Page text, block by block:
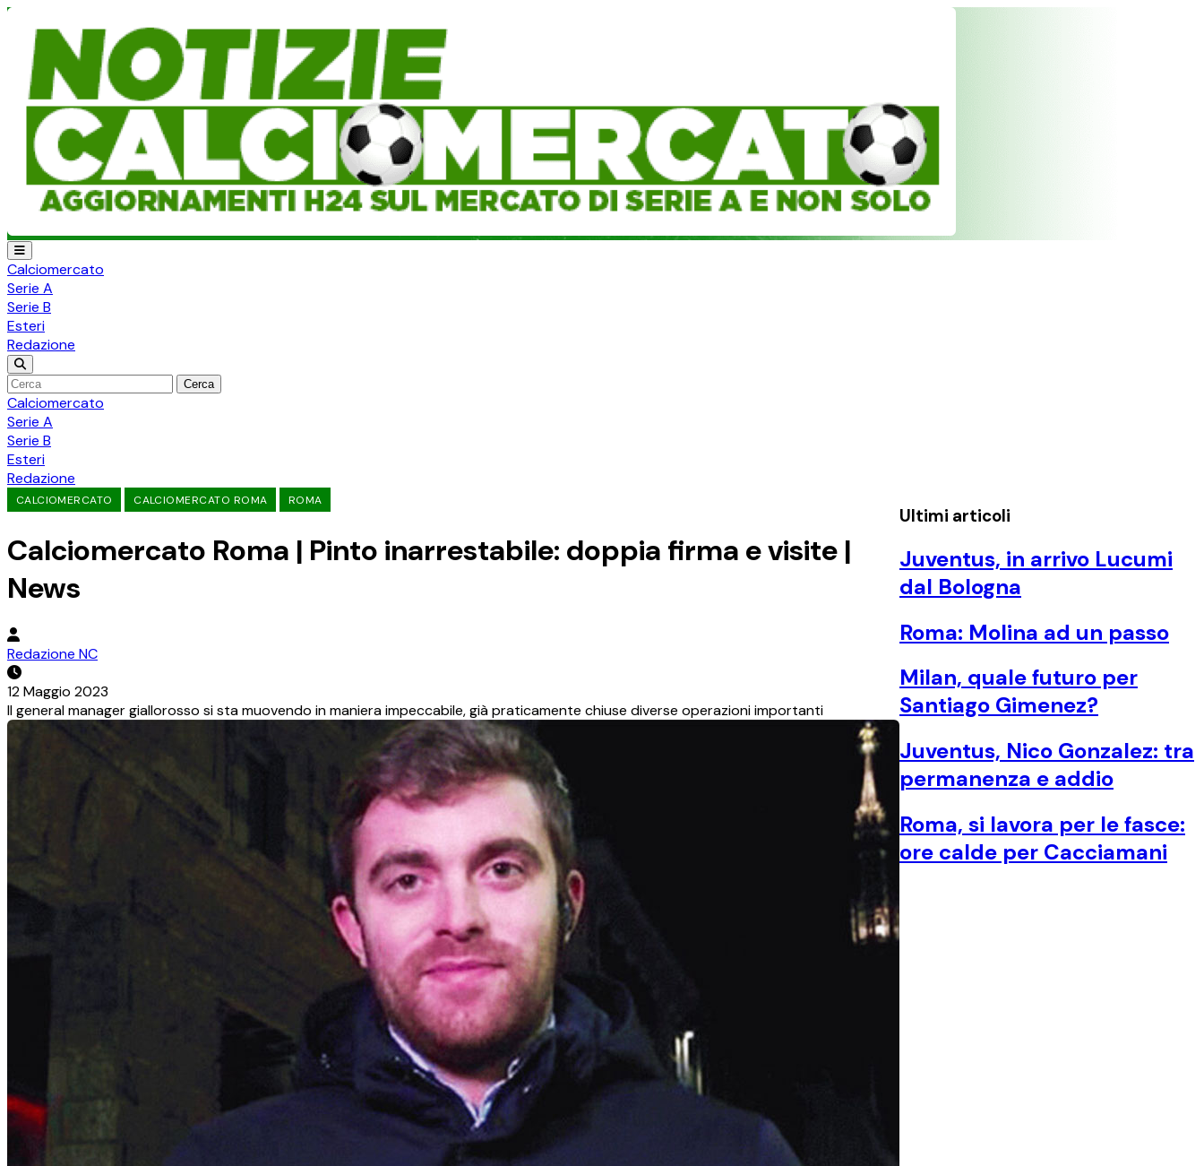
Calciomercato
Serie A
Serie B
Esteri
Redazione
Cerca
Calciomercato
Serie A
Serie B
Esteri
Redazione
CALCIOMERCATO CALCIOMERCATO ROMA ROMA
Calciomercato Roma | Pinto inarrestabile: doppia firma e visite |
News
Redazione NC
12 Maggio 2023
Il general manager giallorosso si sta muovendo in maniera impeccabile, già praticamente chiuse diverse operazioni importanti
Ultimi articoli
Juventus, in arrivo Lucumi
dal Bologna
Roma: Molina ad un passo
Milan, quale futuro per
Santiago Gimenez?
Juventus, Nico Gonzalez: tra
permanenza e addio
Roma, si lavora per le fasce:
ore calde per Cacciamani